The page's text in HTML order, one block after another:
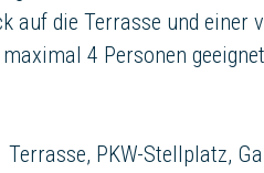
auf die Terrasse und einer
4 Personen
PKW-Stellplatz,